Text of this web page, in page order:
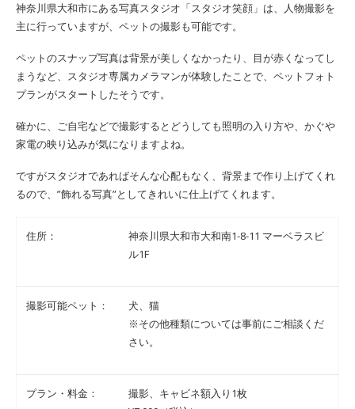
神奈川県大和市にある写真スタジオ「スタジオ笑顔」は、人物撮影を
主に行っていますが、ペットの撮影も可能です。
ペットのスナップ写真は背景が美しくなかったり、目が赤くなってし
まうなど、スタジオ専属カメラマンが体験したことで、ペットフォト
プランがスタートしたそうです。
確かに、ご自宅などで撮影するとどうしても照明の入り方や、かぐや
家電の映り込みが気になりますよね。
ですがスタジオであればそんな心配もなく、背景まで作り上げてくれ
るので、”飾れる写真”としてきれいに仕上げてくれます。
住所：
神奈川県大和市大和南1-8-11 マーベラスビ
ル1F
撮影可能ペット：
犬、猫
※その他種類については事前にご相談くだ
さい。
プラン・料金：
撮影、キャビネ額入り1枚